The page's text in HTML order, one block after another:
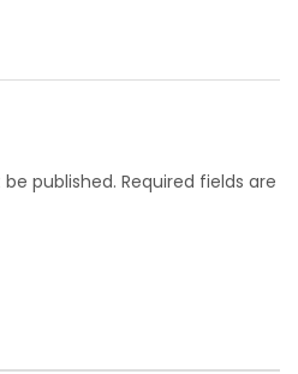
published. Required fields are